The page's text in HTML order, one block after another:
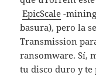
EpicScale -
basura), pero la
Transmission
ransomware. Sí,
tu disco duro y te